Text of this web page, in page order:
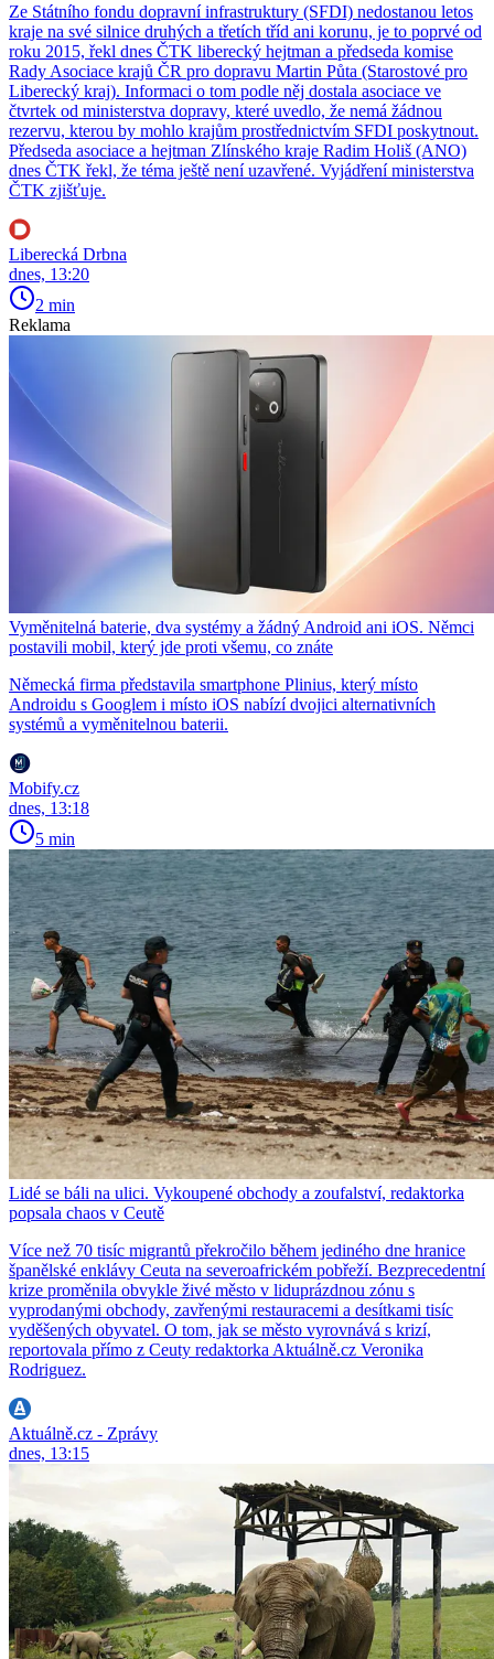
Ze Státního fondu dopravní infrastruktury (SFDI) nedostanou letos
kraje na své silnice druhých a třetích tříd ani korunu, je to poprvé od
roku 2015, řekl dnes ČTK liberecký hejtman a předseda komise
Rady Asociace krajů ČR pro dopravu Martin Půta (Starostové pro
Liberecký kraj). Informaci o tom podle něj dostala asociace ve
čtvrtek od ministerstva dopravy, které uvedlo, že nemá žádnou
rezervu, kterou by mohlo krajům prostřednictvím SFDI poskytnout.
Předseda asociace a hejtman Zlínského kraje Radim Holiš (ANO)
dnes ČTK řekl, že téma ještě není uzavřené. Vyjádření ministerstva
ČTK zjišťuje.
Liberecká Drbna
dnes, 13:20
2 min
Reklama
Vyměnitelná baterie, dva systémy a žádný Android ani iOS. Němci
postavili mobil, který jde proti všemu, co znáte
Německá firma představila smartphone Plinius, který místo
Androidu s Googlem i místo iOS nabízí dvojici alternativních
systémů a vyměnitelnou baterii.
Mobify.cz
dnes, 13:18
5 min
Lidé se báli na ulici. Vykoupené obchody a zoufalství, redaktorka
popsala chaos v Ceutě
Více než 70 tisíc migrantů překročilo během jediného dne hranice
španělské enklávy Ceuta na severoafrickém pobřeží. Bezprecedentní
krize proměnila obvykle živé město v liduprázdnou zónu s
vyprodanými obchody, zavřenými restauracemi a desítkami tisíc
vyděšených obyvatel. O tom, jak se město vyrovnává s krizí,
reportovala přímo z Ceuty redaktorka Aktuálně.cz Veronika
Rodriguez.
Aktuálně.cz - Zprávy
dnes, 13:15